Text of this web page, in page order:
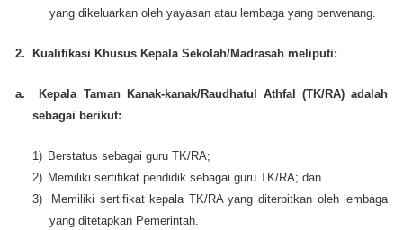
yang dikeluarkan oleh yayasan atau lembaga yang berwenang.
2. Kualifikasi Khusus Kepala Sekolah/Madrasah meliputi:
a.
Kepala Taman Kanak-kanak/Raudhatul Athfal (TK/RA) adalah
sebagai berikut:
1) Berstatus sebagai guru TK/RA;
2) Memiliki sertifikat pendidik sebagai guru TK/RA; dan
3)
Memiliki sertifikat kepala TK/RA yang diterbitkan oleh lembaga
yang ditetapkan Pemerintah.